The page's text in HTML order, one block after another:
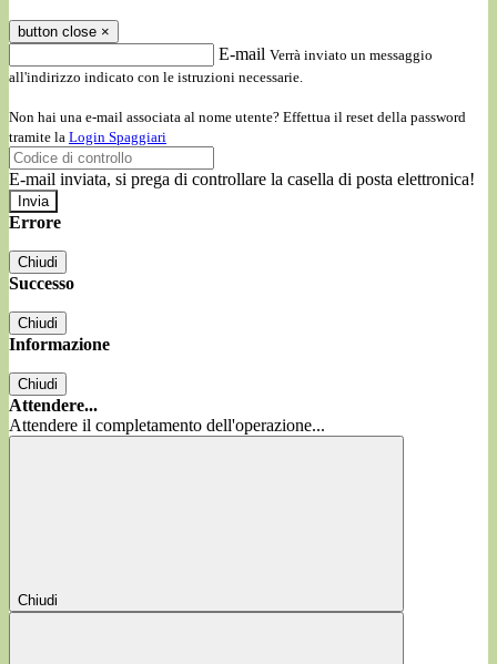
button close ×
E-mail Verrà inviato un messaggio
all'indirizzo indicato con le istruzioni necessarie.
Non hai una e-mail associata al nome utente? Effettua il reset della password
tramite la Login Spaggiari
E-mail inviata, si prega di controllare la casella di posta elettronica!
Errore
Chiudi
Successo
Chiudi
Informazione
Chiudi
Attendere...
Attendere il completamento dell'operazione...
Chiudi